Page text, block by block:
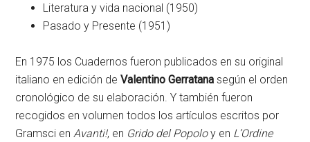
Literatura y vida nacional (1950)
Pasado y Presente (1951)
En 1975 los Cuadernos fueron publicados en su original
italiano en edición de Valentino Gerratana según el orden
cronológico de su elaboración. Y también fueron
recogidos en volumen todos los artículos escritos por
Gramsci en Avanti!, en Grido del Popoloy en L’Ordine